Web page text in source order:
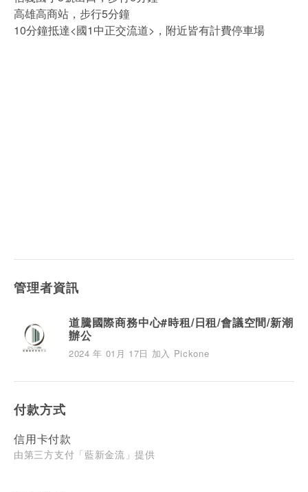
高雄高商站，步行5分鐘
10分鐘抵達<國1中正交流道>，附近皆有計費停車場
管理者資訊
道騰國際商務中心#時租/日租/會議空間/新潮
辦公
2024 年 01月 17日 加入 Pickone
付款方式
信用卡付款
由第三方支付「藍新金流」提供